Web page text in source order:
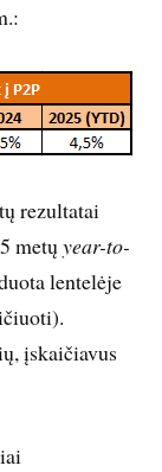
rezultatai
metųyear-to-
lentelėje
įskaičiavus